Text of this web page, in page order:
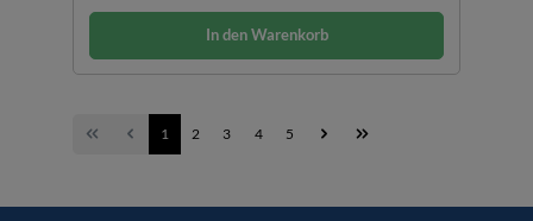
In den Warenkorb
1 2 3 4 5